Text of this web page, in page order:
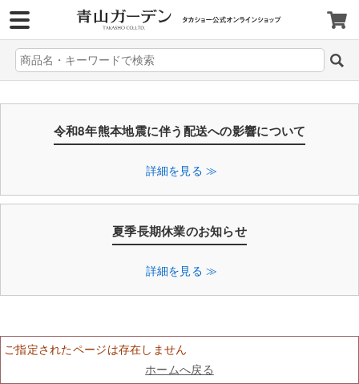
令和8年熊本地震に伴う配送への影響について
詳細を見る ≫
夏季長期休業のお知らせ
詳細を見る ≫
ご指定されたページは存在しません
ホームへ戻る